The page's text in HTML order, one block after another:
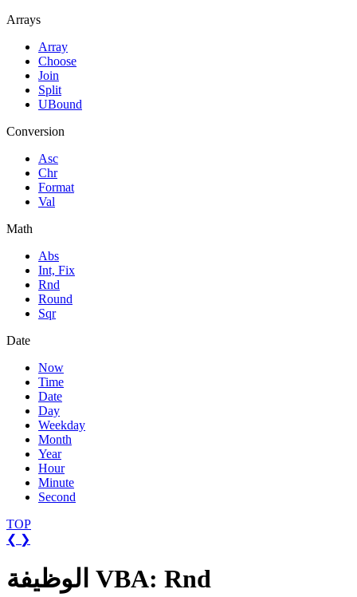
Arrays
Array
Choose
Join
Split
UBound
Conversion
Asc
Chr
Format
Val
Math
Abs
Int, Fix
Rnd
Round
Sqr
Date
Now
Time
Date
Day
Weekday
Month
Year
Hour
Minute
Second
TOP
❮ ❯
الوظيفة VBA: Rnd